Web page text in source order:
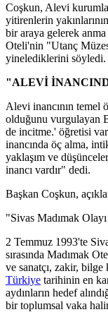
Coşkun, Alevi
yitirenlerin
bir araya gelerek
Oteli'nin "Utanç
yinelediklerini söyledi.
"ALEVİ
Alevi inancının temel
olduğunu vurgulayan
de incitme.' öğretisi
inancında öç alma,
yaklaşım ve
inancı vardır" dedi.
Başkan Coşkun,
"Sivas Madımak
2 Temmuz 1993'te
sırasında Madımak
ve sanatçı, zakir, bilge
Türkiye tarihinin en
aydınların hedef
bir toplumsal vaka